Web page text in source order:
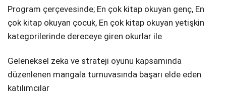
Program çerçevesinde; En çok kitap okuyan genç, En
çok kitap okuyan çocuk, En çok kitap okuyan yetişkin
kategorilerinde dereceye giren okurlar ile
Geleneksel zeka ve strateji oyunu kapsamında
düzenlenen mangala turnuvasında başarı elde eden
katılımcılar